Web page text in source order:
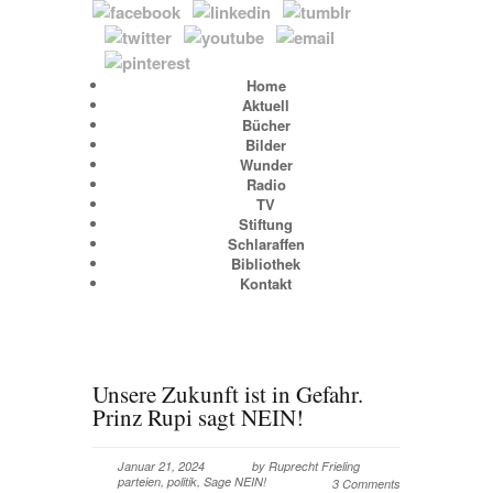
Home
Aktuell
Bücher
Bilder
Wunder
Radio
TV
Stiftung
Schlaraffen
Bibliothek
Kontakt
Unsere Zukunft ist in Gefahr.
Prinz Rupi sagt NEIN!
Januar 21, 2024 by Ruprecht Frieling
parteien, politik, Sage NEIN! 3 Comments